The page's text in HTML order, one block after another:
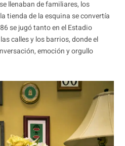
llenaban de familiares, los
tienda de la esquina se convertía
se jugó tanto en el Estadio
calles y los barrios, donde el
emoción y orgullo